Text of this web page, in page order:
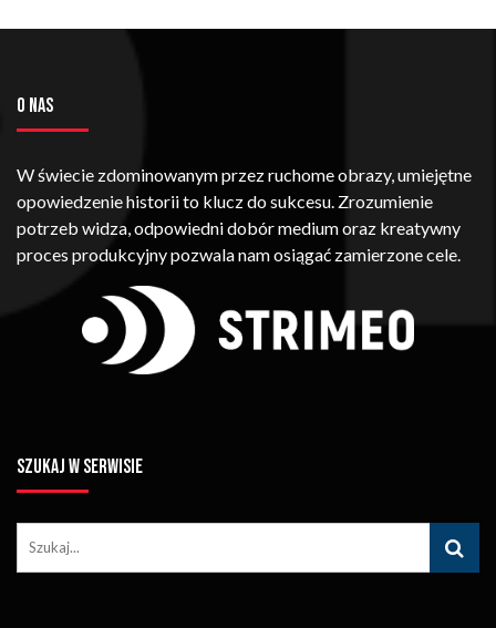
O NAS
W świecie zdominowanym przez ruchome obrazy, umiejętne
opowiedzenie historii to klucz do sukcesu. Zrozumienie
potrzeb widza, odpowiedni dobór medium oraz kreatywny
proces produkcyjny pozwala nam osiągać zamierzone cele.
SZUKAJ W SERWISIE